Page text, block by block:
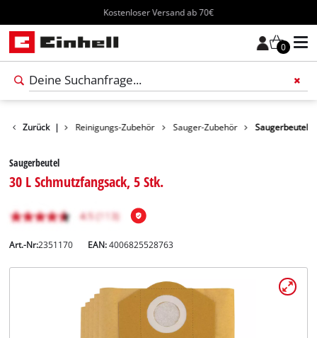
Kostenloser Versand ab 70€
0
Zurück |
Zubehör Reinigungs-Zubehör Sauger-Zubehör Saugerbeutel
Saugerbeutel
30 L Schmutzfangsack, 5 Stk.
Art.-Nr:2351170 EAN:4006825528763